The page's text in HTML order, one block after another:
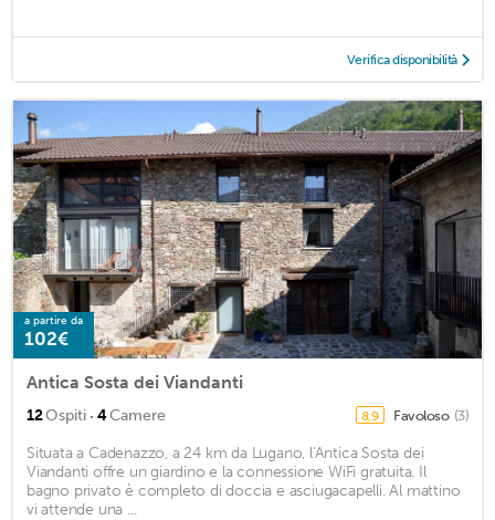
Verifica disponibilità
a partire da
102€
Antica Sosta dei Viandanti
12Ospiti · 4Camere 8,9 Favoloso (3)
Situata a Cadenazzo, a 24 km da Lugano, l'Antica Sosta dei
Viandanti offre un giardino e la connessione WiFi gratuita. Il
bagno privato è completo di doccia e asciugacapelli. Al mattino
vi attende una ...